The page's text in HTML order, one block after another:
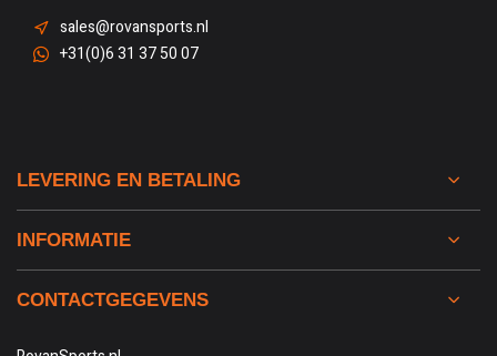
sales@rovansports.nl
+31(0)6 31 37 50 07
LEVERING EN BETALING
INFORMATIE
CONTACTGEGEVENS